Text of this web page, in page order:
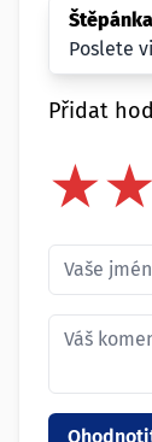
Poslete
Přidat
★
★★
★★
★★
★★